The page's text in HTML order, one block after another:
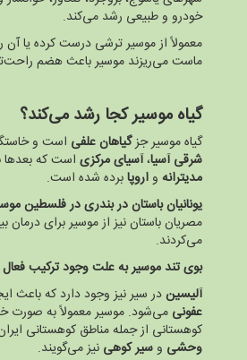
خودرو و طبیعی رشد می‌کند.
معمولاً از موسیر ترشی درست کرده یا آن
ماست می‌ریزند موسیر باعث هضم
گیاه موسیر کجا رشد می‌کند؟
گیاه موسیر جزگیاهان علفی است و
شرقی آسیا،آسیای مرکزی است که بعدها
مدیترانه واروپابرده شده است.
یونانیان باستان در بندری در فلسطین
مصریان باستان نیز از موسیر برای درمان
می‌کردند.
بوی تند موسیر به علت وجود ترکیب
آلیسیندر سیر نیز وجود دارد که باعث
عفونی می‌شود. موسیر معمولاً به صورت
کوهستانی از جمله مناطق کوهستانی
وحشی وسیر کوهی نیز می‌گویند.